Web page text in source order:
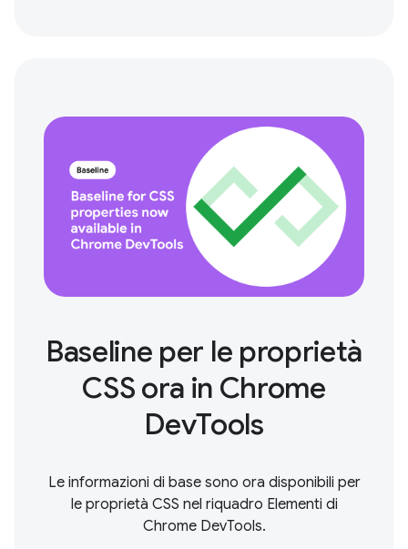
Baseline per le proprietà
CSS ora in Chrome
DevTools
Le informazioni di base sono ora disponibili per
le proprietà CSS nel riquadro Elementi di
Chrome DevTools.